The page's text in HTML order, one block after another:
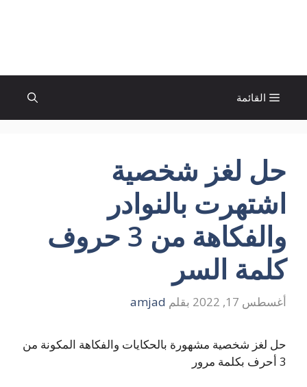
القائمة
حل لغز شخصية
اشتهرت بالنوادر
والفكاهة من 3 حروف
كلمة السر
أغسطس 17, 2022 بقلم amjad
حل لغز شخصية مشهورة بالحكايات والفكاهة المكونة من
3 أحرف بكلمة مرور